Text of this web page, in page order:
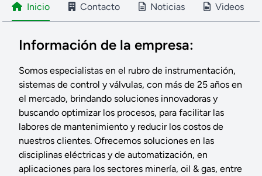
Inicio Contacto Noticias Videos
Información de la empresa:
Somos especialistas en el rubro de instrumentación,
sistemas de control y válvulas, con más de 25 años en
el mercado, brindando soluciones innovadoras y
buscando optimizar los procesos, para facilitar las
labores de mantenimiento y reducir los costos de
nuestros clientes. Ofrecemos soluciones en las
disciplinas eléctricas y de automatización, en
aplicaciones para los sectores minería, oil & gas, entre